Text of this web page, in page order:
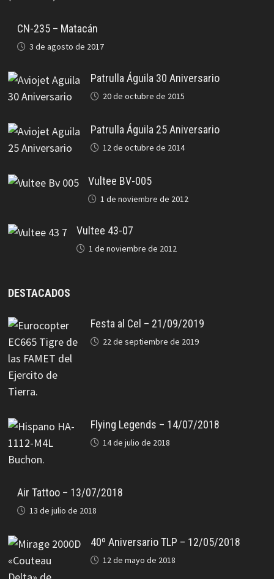
CN-235 – Matacán
3 de agosto de 2017
Patrulla Águila 30 Aniversario
20 de octubre de 2015
Patrulla Águila 25 Aniversario
12 de octubre de 2014
Vultee BV-005
1 de noviembre de 2012
Vultee 43-07
1 de noviembre de 2012
DESTACADOS
Festa al Cel – 21/09/2019
22 de septiembre de 2019
Flying Legends – 14/07/2018
14 de julio de 2018
Air Tattoo – 13/07/2018
13 de julio de 2018
40º Aniversario TLP – 12/05/2018
12 de mayo de 2018